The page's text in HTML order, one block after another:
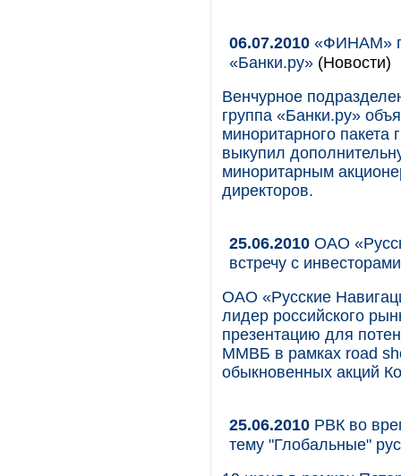
06.07.2010 «ФИНАМ»
«Банки.ру» (Новости)
Венчурное
группа «Банки.ру»
миноритарного
выкупил
миноритарным
директоров.
25.06.2010 ОАО
встречу с
ОАО «Русские
лидер российского
презентацию для
ММВБ в рамках road
обыкновенных акций
25.06.2010 РВК во
тему "Глобальные"